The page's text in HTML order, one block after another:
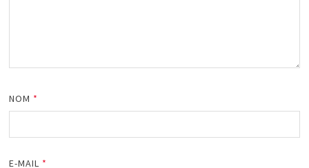
NOM *
E-MAIL *